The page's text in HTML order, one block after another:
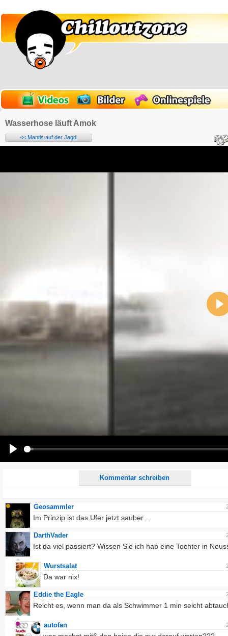
Wasserhose läuft Amok
<< Mantis auf der Jagd
Kommentar schreiben
Ich möchte eine E-Mail, wenn auf dieser Seite weitere Kommentare erscheinen.
Geosammler
Im Prinzip ist das Ufer jetzt sauber....
DarthVader
Ist da viel passiert? Wissen Sie ich hab eine Tochter in
Wurstsalat
Da war nix!
Eddie the Eagle
Reicht es, wenn man da als Schwimmer 1 min seicht
autofan